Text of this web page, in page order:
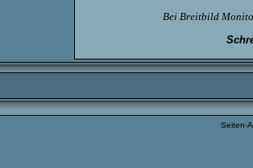
Bei Breitbild
Seiten-